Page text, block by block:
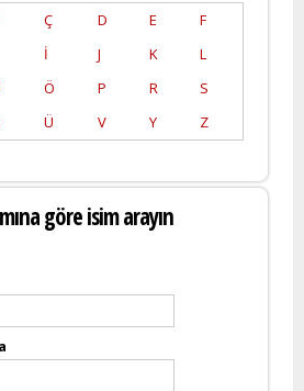
Ç D E
F
İ J K
L
Ö P R
S
Ü V Y Z
göre isim arayın